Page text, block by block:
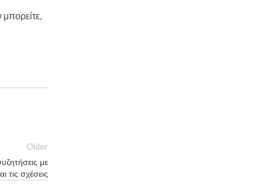
μπορείτε,
Older
με
τις σχέσεις